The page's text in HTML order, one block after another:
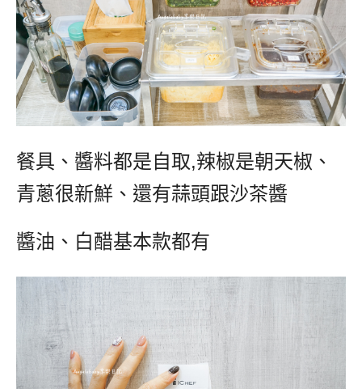
餐具、醬料都是自取,辣椒是朝天椒、
青蔥很新鮮、還有蒜頭跟沙茶醬
醬油、白醋基本款都有